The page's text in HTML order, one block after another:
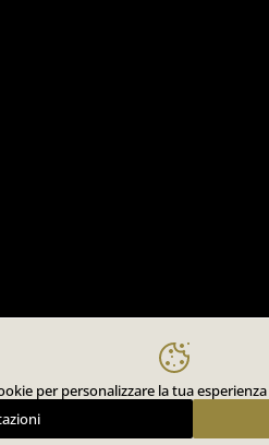
per personalizzare la tua